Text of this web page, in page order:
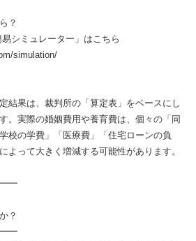
？
シミュレーター」はこちら
simulation/
結果は、裁判所の「算定表」をベースにし
。実際の婚姻費用や養育費は、個々の「同
校の学費」「医療費」「住宅ローンの負
よって大きく増減する可能性があります。
？